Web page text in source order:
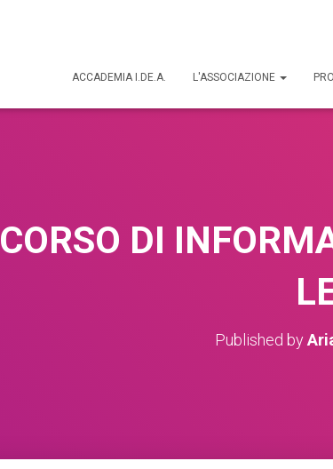
ACCADEMIA I.DE.A. L'ASSOCIAZIONE
CORSO DI
Published by